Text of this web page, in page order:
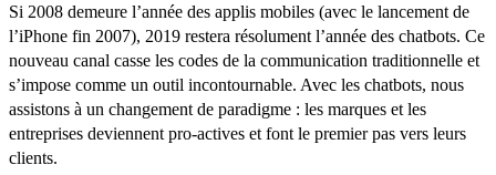
Si 2008 demeure l’année des applis mobiles (avec le lancement de
l’iPhone fin 2007), 2019 restera résolument l’année des chatbots. Ce
nouveau canal casse les codes de la communication traditionnelle et
s’impose comme un outil incontournable. Avec les chatbots, nous
assistons à un changement de paradigme : les marques et les
entreprises deviennent pro-actives et font le premier pas vers leurs
clients.